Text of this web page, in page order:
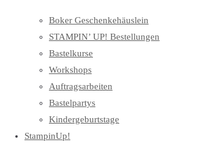
Boker Geschenkehäuslein
STAMPIN’ UP! Bestellungen
Bastelkurse
Workshops
Auftragsarbeiten
Bastelpartys
Kindergeburtstage
StampinUp!